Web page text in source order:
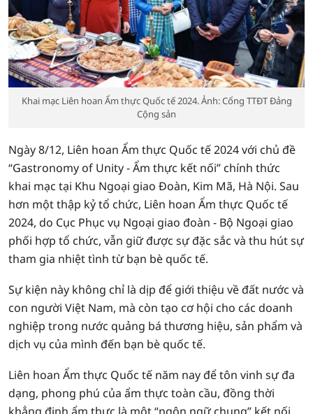
Khai mạc Liên hoan Ẩm thực Quốc tế 2024. Ảnh: Cổng TTĐT Đảng
Cộng sản
Ngày 8/12, Liên hoan Ẩm thực Quốc tế 2024 với chủ đề
“Gastronomy of Unity - Ẩm thực kết nối” chính thức
khai mạc tại Khu Ngoại giao Đoàn, Kim Mã, Hà Nội. Sau
hơn một thập kỷ tổ chức, Liên hoan Ẩm thực Quốc tế
2024, do Cục Phục vụ Ngoại giao đoàn - Bộ Ngoại giao
phối hợp tổ chức, vẫn giữ được sự đặc sắc và thu hút sự
tham gia nhiệt tình từ bạn bè quốc tế.
Sự kiện này không chỉ là dịp để giới thiệu về đất nước và
con người Việt Nam, mà còn tạo cơ hội cho các doanh
nghiệp trong nước quảng bá thương hiệu, sản phẩm và
dịch vụ của mình đến bạn bè quốc tế.
Liên hoan Ẩm thực Quốc tế năm nay để tôn vinh sự đa
dạng, phong phú của ẩm thực toàn cầu, đồng thời